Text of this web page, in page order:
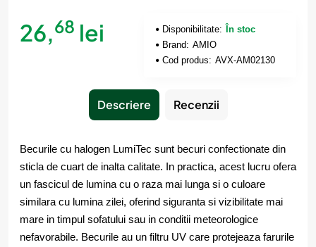
26,68 lei Disponibilitate:
În stoc
Brand: AMIO
Cod produs: AVX-AM02130
Descriere Recenzii
Becurile cu halogen LumiTec sunt becuri confectionate din
sticla de cuart de inalta calitate. In practica, acest lucru ofera
un fascicul de lumina cu o raza mai lunga si o culoare
similara cu lumina zilei, oferind siguranta si vizibilitate mai
mare in timpul sofatului sau in conditii meteorologice
nefavorabile. Becurile au un filtru UV care protejeaza farurile